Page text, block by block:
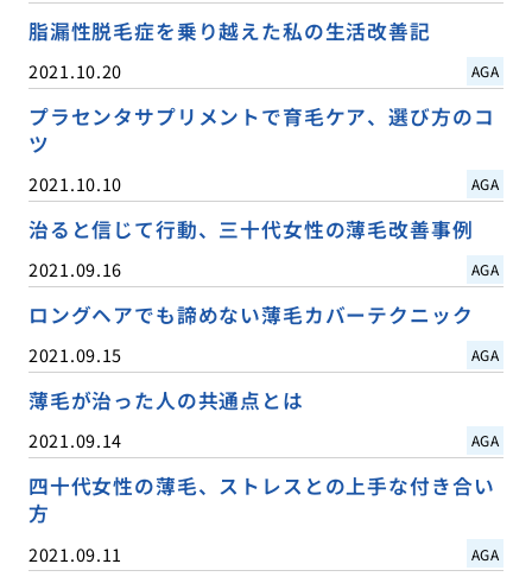
脂漏性脱毛症を乗り越えた私の生活改善記
2021.10.20 AGA
プラセンタサプリメントで育毛ケア、選び方のコ
ツ
2021.10.10 AGA
治ると信じて行動、三十代女性の薄毛改善事例
2021.09.16 AGA
ロングヘアでも諦めない薄毛カバーテクニック
2021.09.15 AGA
薄毛が治った人の共通点とは
2021.09.14 AGA
四十代女性の薄毛、ストレスとの上手な付き合い
方
2021.09.11 AGA